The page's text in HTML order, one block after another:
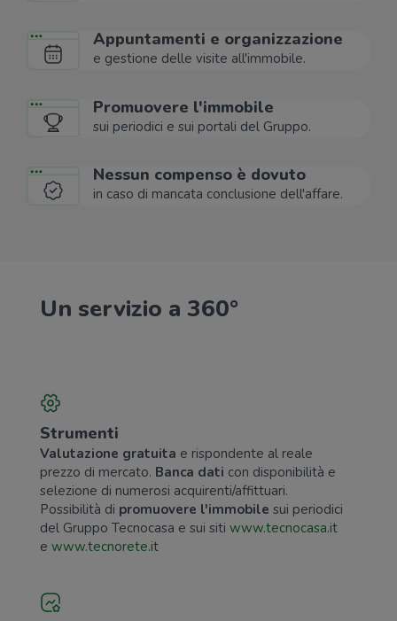
Appuntamenti e organizzazione
e gestione delle visite all'immobile.
Promuovere l'immobile
sui periodici e sui portali del Gruppo.
Nessun compenso è dovuto
in caso di mancata conclusione dell'affare.
Un servizio a 360°
Strumenti
Valutazione gratuita e rispondente al reale
prezzo di mercato. Banca dati con disponibilità e
selezione di numerosi acquirenti/affittuari.
Possibilità di promuovere l'immobile sui periodici
del Gruppo Tecnocasa e sui siti www.tecnocasa.it
e www.tecnorete.it